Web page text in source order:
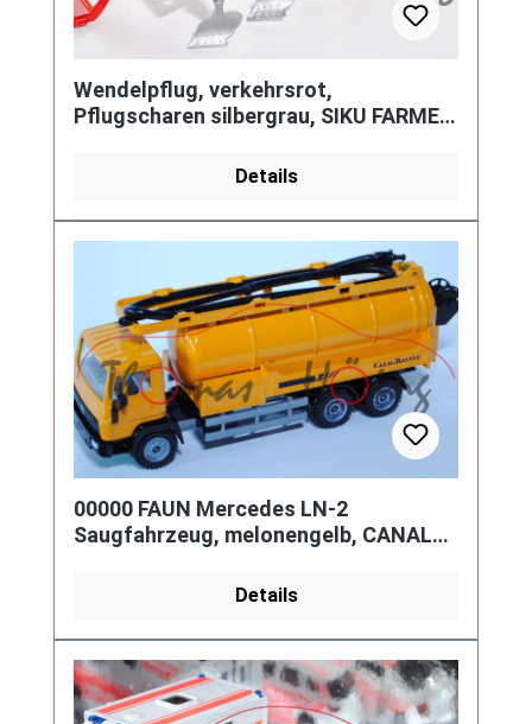
Wendelpflug, verkehrsrot,
Pflugscharen silbergrau, SIKU FARMER
Details
00000 FAUN Mercedes LN-2
Saugfahrzeug, melonengelb, CANAL
Details